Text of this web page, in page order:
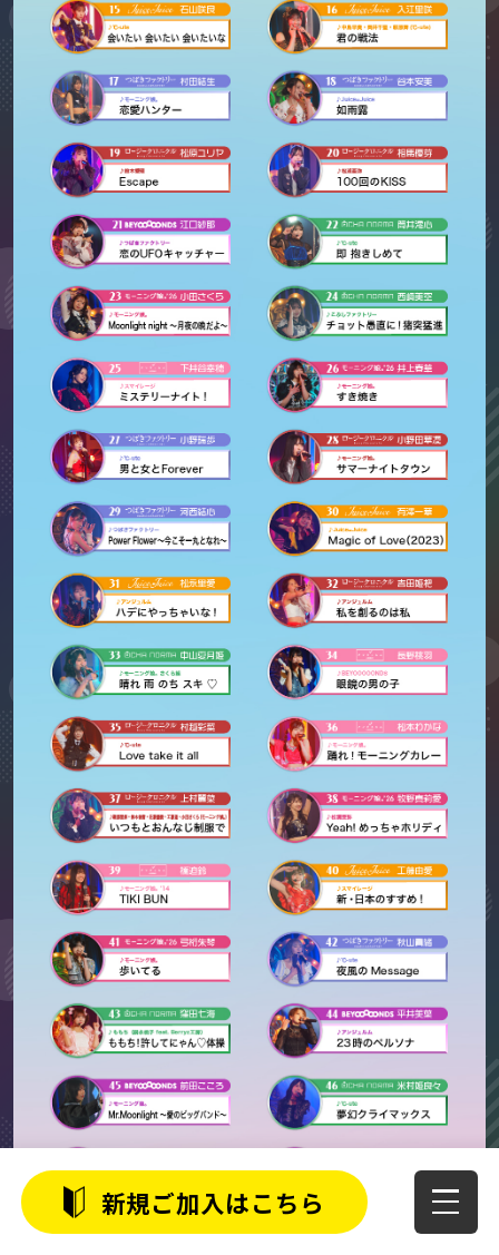
新規ご加入はこちら